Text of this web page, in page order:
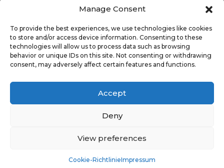
Manage Consent
To provide the best experiences, we use technologies like cookies
to store and/or access device information. Consenting to these
technologies will allow us to process data such as browsing
behavior or unique IDs on this site. Not consenting or withdrawing
consent, may adversely affect certain features and functions.
Accept
Deny
View preferences
Cookie-RichtlinieImpressum
kontakt@wirfahren.de
RECHTLICHES
Impressum
Datenschutzerklärung